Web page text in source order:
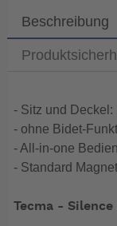
Beschreibung
- Sitz und
- ohne Bidet-
- All-in-one
- Standard
Tecma - Silence